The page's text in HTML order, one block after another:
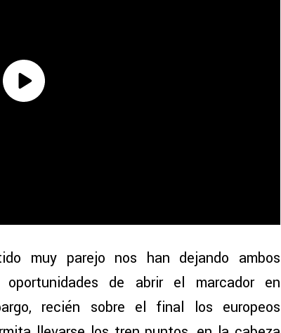
muy parejo nos han dejando ambos
de abrir el marcador en
recién sobre el final los europeos